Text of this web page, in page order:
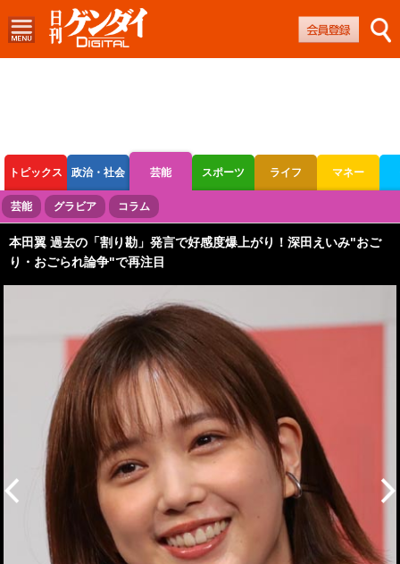
トピックス 政治・社会 芸能 スポーツ ライフ マネー
ボートレース 競輪 オートレース
芸能 グラビア コラム
本田翼 過去の「割り勘」発言で好感度爆上がり！深田えいみ"おご
り・おごられ論争"で再注目